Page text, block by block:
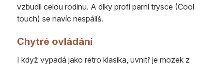
vzbudil celou rodinu. A díky profi parní trysce (Cool
touch) se navíc nespálíš.
Chytré ovládání
I když vypadá jako retro klasika, uvnitř je mozek z